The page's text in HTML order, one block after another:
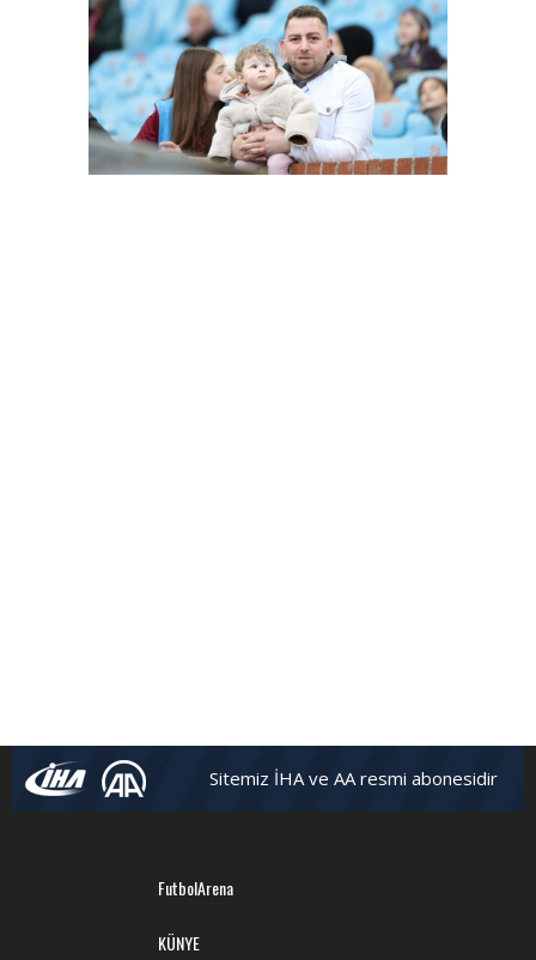
Sitemiz İHA ve AA resmi abonesidir
FutbolArena
KÜNYE